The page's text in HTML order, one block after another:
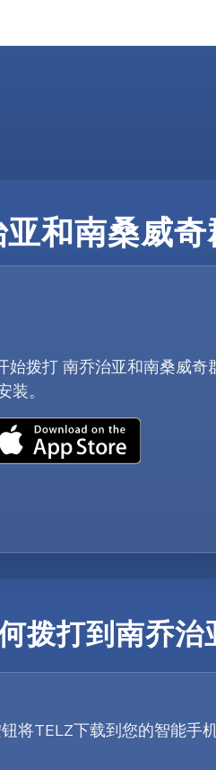
和南桑威
始拨打 南乔治亚和南桑威奇
。
拨打到南乔
将TELZ下载到您的智能手